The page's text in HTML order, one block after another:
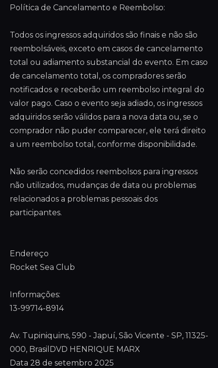
Política de Cancelamento e Reembolso:
Todos os ingressos adquiridos são finais e não são
reembolsáveis, exceto em casos de cancelamento
total ou adiamento substancial do evento. Em caso
de cancelamento total, os compradores serão
notificados e receberão um reembolso integral do
valor pago. Caso o evento seja adiado, os ingressos
adquiridos serão válidos para a nova data ou, se o
comprador não puder comparecer, ele terá direito
a um reembolso total, conforme disponibilidade.
Não serão concedidos reembolsos para ingressos
não utilizados, mudanças de data ou problemas
relacionados a problemas pessoais dos
participantes.
Endereço
Rocket Sea Club
Informações:
13-99714-8914
Av. Tupiniquins, 590 - Japuí, São Vicente - SP, 11325-
000, BrasilDVD HENRIQUE MARX
Data 28 de setembro 2025